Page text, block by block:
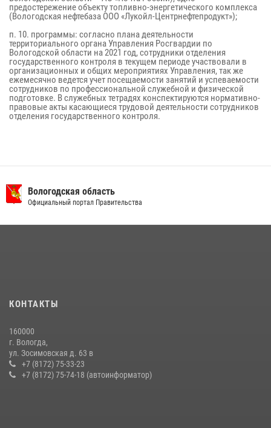
предостережение объекту топливно-энергетического комплекса
(Вологодская нефтебаза ООО «Лукойл-Центрнефтепродукт»);
п. 10. программы: согласно плана деятельности
территориального органа Управления Росгвардии по
Вологодской области на 2021 год, сотрудники отделения
государственного контроля в текущем периоде участвовали в
организационных и общих мероприятиях Управления, так же
ежемесячно ведется учет посещаемости занятий и успеваемости
сотрудников по профессиональной служебной и физической
подготовке. В служебных тетрадях конспектируются нормативно-
правовые акты касающиеся трудовой деятельности сотрудников
отделения государственного контроля.
Вологодская область
Официальный портал Правительства
КОНТАКТЫ
160000
г. Вологда,
ул. Зосимовская д. 63 в
+7 (8172) 75-33-23
+7 (8172) 75-74-18 (автоинформатор)